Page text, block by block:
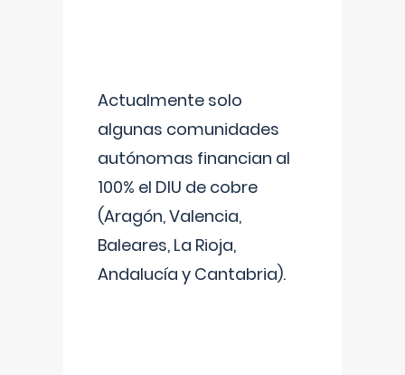
Actualmente solo
algunas comunidades
autónomas financian al
100% el DIU de cobre
(Aragón, Valencia,
Baleares, La Rioja,
Andalucía y Cantabria).